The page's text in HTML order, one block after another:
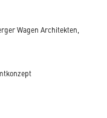
Wagen Architekten,